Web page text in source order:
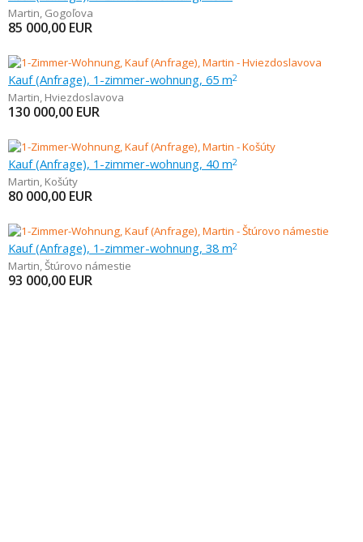
Martin, Gogoľova
85 000,00 EUR
Kauf (Anfrage), 1-zimmer-wohnung, 65 m2
Martin, Hviezdoslavova
130 000,00 EUR
Kauf (Anfrage), 1-zimmer-wohnung, 40 m2
Martin, Košúty
80 000,00 EUR
Kauf (Anfrage), 1-zimmer-wohnung, 38 m2
Martin,Štúrovo námestie
93 000,00 EUR